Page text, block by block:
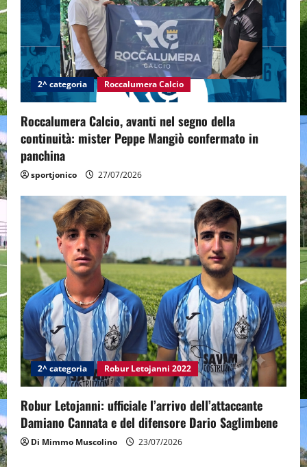
2^ categoria Roccalumera Calcio
Roccalumera Calcio, avanti nel segno della
continuità: mister Peppe Mangiò confermato in
panchina
sportjonico 27/07/2026
2^ categoria Robur Letojanni 2022
Robur Letojanni: ufficiale l’arrivo dell’attaccante
Damiano Cannata e del difensore Dario Saglimbene
Di Mimmo Muscolino 23/07/2026